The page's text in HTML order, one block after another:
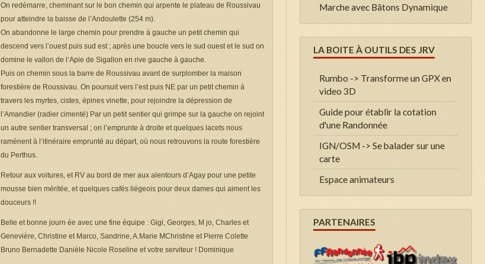
On redémarre, cheminant sur le bon chemin qui arpente le plateau de Roussivau
pour atteindre la baisse de l’Andoulette (254 m).
On abandonne le large chemin pour prendre à gauche un petit chemin qui
descend vers l’ouest puis sud est ; après une boucle vers le sud ouest et le sud on
domine le vallon de l’Apie de Sigallon en rive gauche à gauche.
Puis on chemin sous la barre de Roussivau avant de surplomber la maison
forestière de Roussivau. On poursuit vers l’est puis NE par un petit chemin à
travers les myrtes, cistes, épines vinette, pour rejoindre la dépression de
l’Amandier (radier cimenté) Par un petit sentier qui grimpe sur la gauche on rejoint
un autre sentier transversal ; on l’emprunte à droite et quelques lacets nous
ramènent à l’itinéraire emprunté au départ, où nous retrouvons la route forestière
du Perthus.
Retour aux voitures, et RV au bord de mer aux alentours d’Agay pour une petite
mousse bien méritée, et quelques cafés liégeois pour deux dames qui aiment les
douceurs !!
Belle et bonne journ ée avec une fine équipe : Gigi, Georges, M jo, Charles et
Genevière, Christine et Marco, Sandrine, A.Marie MChristine et Pierre Colette
Bruno Bernadette Danièle Nicole Roseline et votre serviteur ! Dominique
Marche avec Bâtons Dynamique
LA BOITE À OUTILS DES JRV
Rumbo -> Transforme un GPX en
video 3D
Guide pour établir la cotation
d'une Randonnée
IGN/OSM -> Se balader sur une
carte
Espace animateurs
PARTENAIRES